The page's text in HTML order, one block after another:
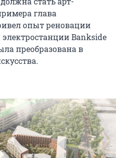
глава
опыт реновации
Bankside
преобразована в